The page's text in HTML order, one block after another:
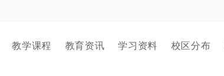
教学课程 教育资讯 学习资料 校区分布